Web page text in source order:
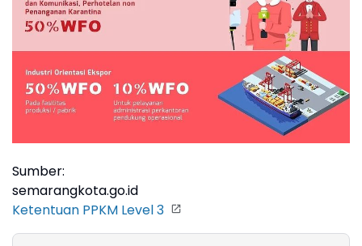
Sumber:
semarangkota.go.id
Ketentuan PPKM Level 3